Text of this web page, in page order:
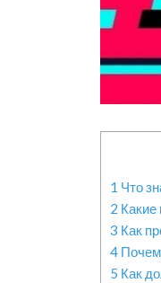
1 Что
2 Какие
3 Как
4
5 Как